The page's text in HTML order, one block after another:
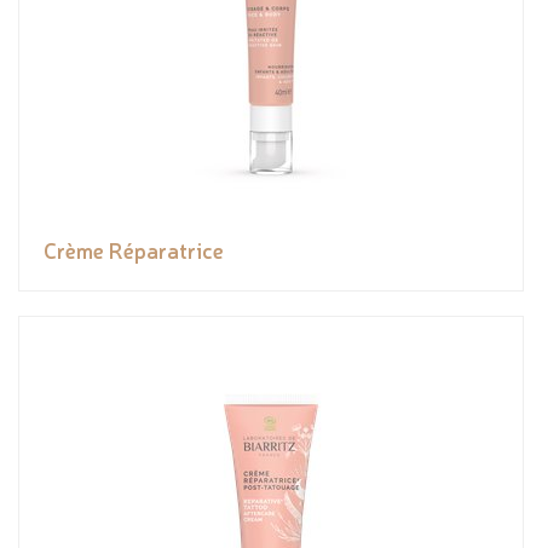
Crème Réparatrice